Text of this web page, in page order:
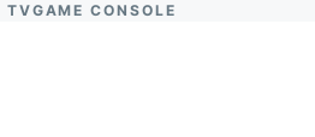
TVGAME CONSOLE